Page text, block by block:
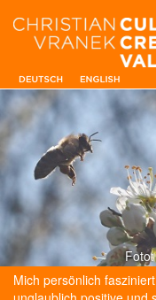
Mich persönlich